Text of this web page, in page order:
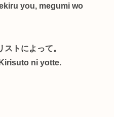
you, megumi wo
ストによって。
ni yotte.